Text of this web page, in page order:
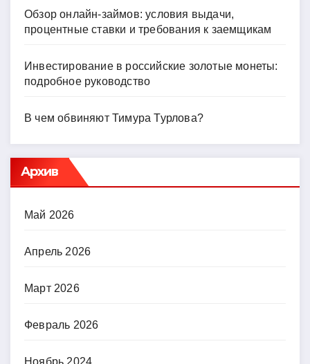
Обзор онлайн-займов: условия выдачи,
процентные ставки и требования к заемщикам
Инвестирование в российские золотые монеты:
подробное руководство
В чем обвиняют Тимура Турлова?
Архив
Май 2026
Апрель 2026
Март 2026
Февраль 2026
Ноябрь 2024